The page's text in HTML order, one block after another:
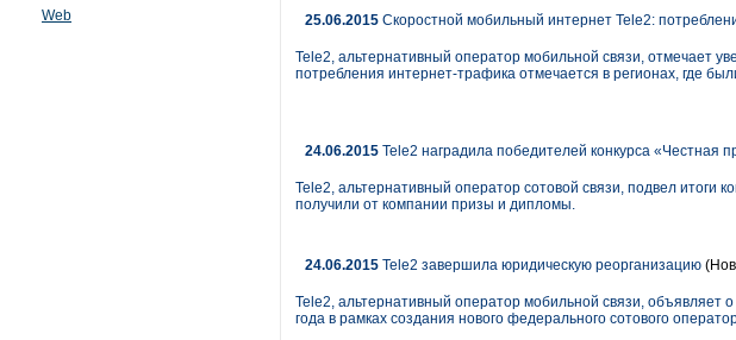
Web
25.06.2015 Скоростной мобильный интернет Tele2:
Tele2, альтернативный оператор мобильной связи, отмечает
потребления интернет-трафика отмечается в регионах, где
24.06.2015 Tele2 наградила победителей конкурса «Честная
Tele2, альтернативный оператор сотовой связи, подвел итоги
получили от компании призы и дипломы.
24.06.2015 Tele2 завершила юридическую реорганизацию
Tele2, альтернативный оператор мобильной связи, объявляет
года в рамках создания нового федерального сотового